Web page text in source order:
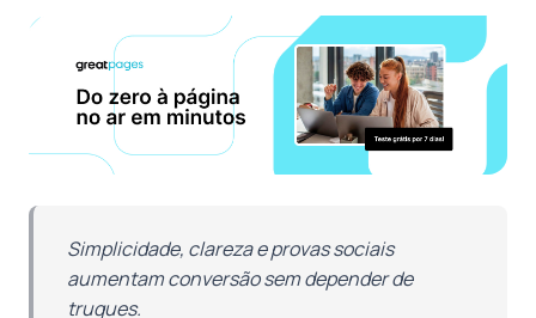
Simplicidade, clareza e provas sociais
aumentam conversão sem depender de
truques.